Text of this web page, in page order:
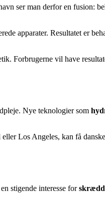
ser man derfor en fusion:
apparater. Resultatet er
Forbrugerne vil have
Nye teknologier som
Los Angeles, kan få
stigende interesse for